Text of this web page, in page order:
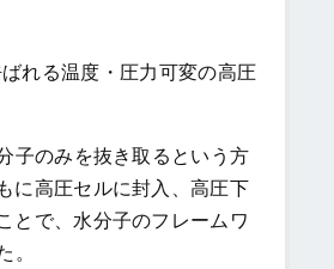
れる温度・圧力可変の高圧
子のみを抜き取るという方
に高圧セルに封入、高圧下
とで、水分子のフレームワ
。